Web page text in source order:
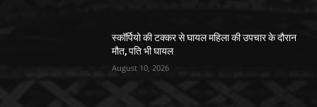
स्कॉर्पियो की टक्कर से घायल महिला की उपचार के दौरान
मौत, पति भी घायल
August 10, 2026